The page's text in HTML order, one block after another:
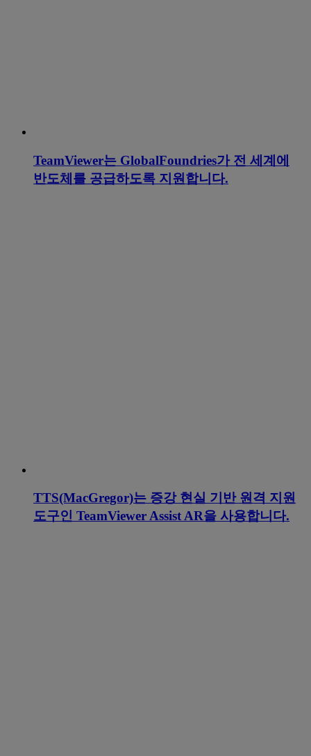
TeamViewer는 GlobalFoundries가 전 세계에
반도체를 공급하도록 지원합니다.
TTS(MacGregor)는 증강 현실 기반 원격 지원
도구인 TeamViewer Assist AR을 사용합니다.